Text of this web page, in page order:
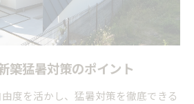
築猛暑対策のポイント
度を活かし、猛暑対策を徹底できる